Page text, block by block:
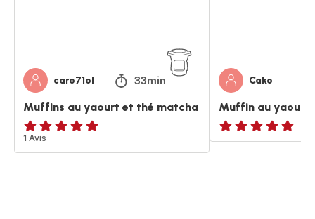
caro71ol 33min
Muffins au yaourt et thé matcha
Avis
5
1 Avis
Cako
Muffin au
ratings.NaN